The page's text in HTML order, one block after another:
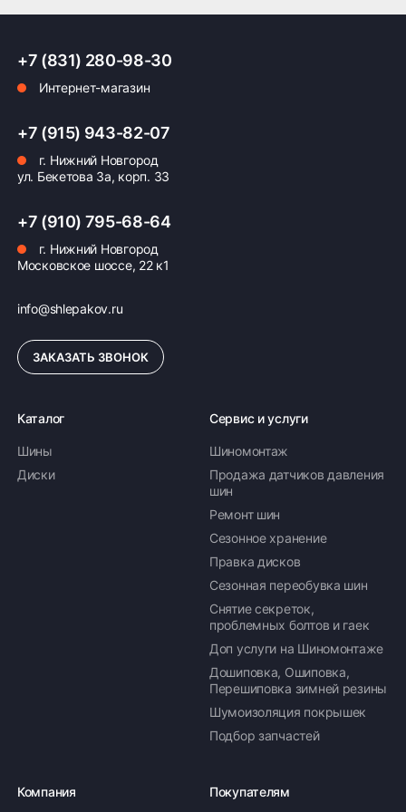
Оплата заказа
Возможна картой, наличными при получении,
также доступно оформление кредита и
+7 (831) 280-98-30
Интернет-магазин
+7 (915) 943-82-07
г. Нижний Новгород
ул. Бекетова 3а, корп. 33
+7 (910) 795-68-64
г. Нижний Новгород
Московское шоссе, 22 к1
info@shlepakov.ru
ЗАКАЗАТЬ ЗВОНОК
Каталог
Шины
Диски
Сервис и услуги
Шиномонтаж
Продажа датчиков давления
шин
Ремонт шин
Сезонное хранение
Правка дисков
Сезонная переобувка шин
Снятие секреток,
проблемных болтов и гаек
Доп услуги на Шиномонтаже
Дошиповка, Ошиповка,
Перешиповка зимней резины
Шумоизоляция покрышек
Подбор запчастей
Компания Покупателям